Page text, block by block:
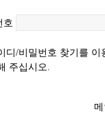
호
디/비밀번호 찾기를 이
주십시오.